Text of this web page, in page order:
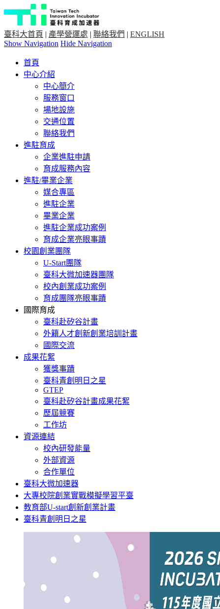
臺科大首頁 | 產學營運處 | 聯絡我們 | ENGLISH
Show Navigation Hide Navigation
首頁
中心介紹
中心簡介
服務窗口
場地設施
交通位置
聯絡我們
進駐育成
企業進駐申請
育成服務內容
進駐/畢業企業
媒合專區
進駐企業
畢業企業
進駐企業成功案例
育成企業亮眼事蹟
校園創業團隊
U-Start團隊
臺科大微加速器團隊
校內創業成功案例
育成團隊亮眼事蹟
國際育成
臺科赴矽谷計畫
外籍人才創新創業培訓計畫
國際交流
成果花絮
獲獎事蹟
臺科青創明日之星
GTEP
臺科赴矽谷計畫成果花絮
歷屆競賽
工作坊
資源連結
校內研發能量
外部資源
合作單位
臺科大微加速器
大專校院創業實戰模擬學習平臺
教育部U-start創新創業計畫
臺科青創明日之星